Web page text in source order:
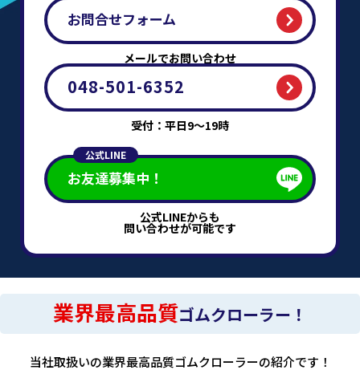
お問合せフォーム
メールでお問い合わせ
048-501-6352
受付：平日9～19時
公式LINE
お友達募集中！
公式LINEからも
問い合わせが可能です
業界最高品質ゴムクローラー！
当社取扱いの業界最高品質ゴムクローラーの紹介です！